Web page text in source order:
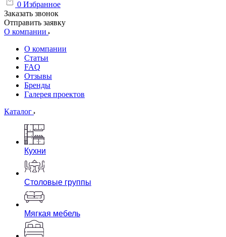
0 Избранное
Заказать звонок
Отправить заявку
О компании
О компании
Статьи
FAQ
Отзывы
Бренды
Галерея проектов
Каталог
Кухни
Столовые группы
Мягкая мебель